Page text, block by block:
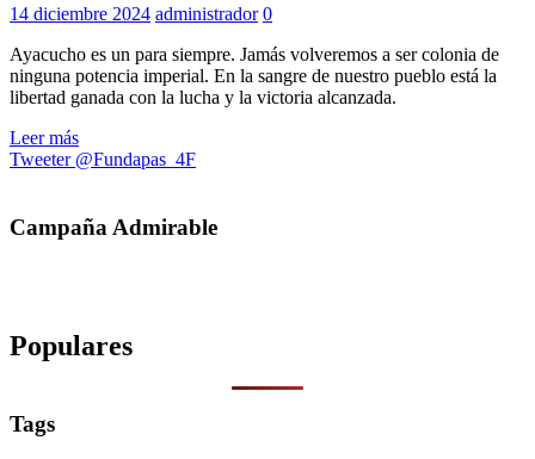
14 diciembre 2024 administrador 0
Ayacucho es un para siempre. Jamás volveremos a ser colonia de
ninguna potencia imperial. En la sangre de nuestro pueblo está la
libertad ganada con la lucha y la victoria alcanzada.
Leer más
Tweeter @Fundapas_4F
Campaña Admirable
Populares
Tags